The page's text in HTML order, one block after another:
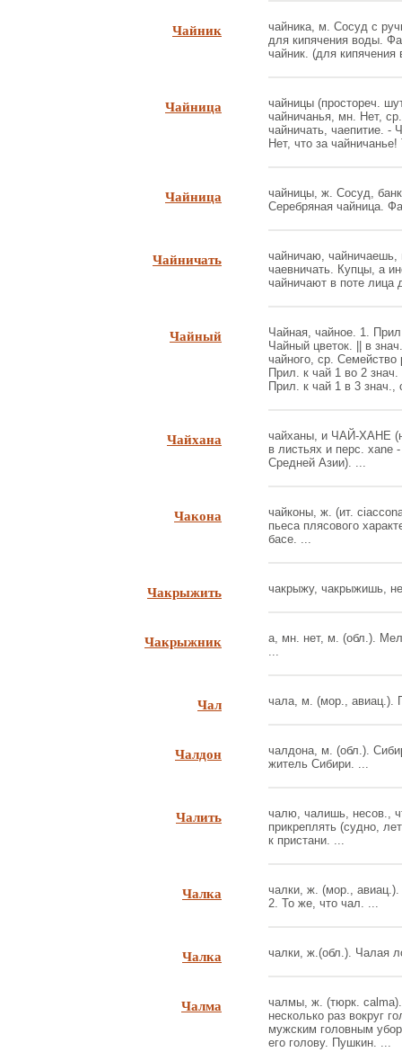
Чайник
чайника, м. Сосуд с
для кипячения воды.
чайник. (для
Чайница
чайницы (простореч.
чайничанья, мн. Нет,
чайничать, чаепитие. -
Нет, что за
Чайница
чайницы, ж. Сосуд,
Серебряная чайница.
Чайничать
чайничаю, чайничаешь,
чаевничать. Купцы, а
чайничают в поте лица
Чайный
Чайная, чайное. 1.
Чайный цветок. || в
чайного, ср.
Прил. к чай 1 во 2
Прил. к чай 1 в 3
Чайхана
чайханы, и ЧАЙ-ХАНЕ
в листьях и перс. xane
Средней Азии). ...
Чакона
чайконы, ж. (ит.
пьеса плясового
басе. ...
Чакрыжить чакрыжу, чакрыжишь,
Чакрыжник
а, мн. нет, м. (обл.).
...
Чал чала, м. (мор., авиац.).
Чалдон
чалдона, м. (обл.).
житель Сибири. ...
Чалить
чалю, чалишь, несов.,
прикреплять (судно,
к пристани. ...
Чалка
чалки, ж. (мор., авиац.).
2. То же, что чал. ...
Чалка чалки, ж.(обл.). Чалая
Чалма
чалмы, ж. (тюрк.
несколько раз вокруг
мужским головным
его голову. Пушкин. ...